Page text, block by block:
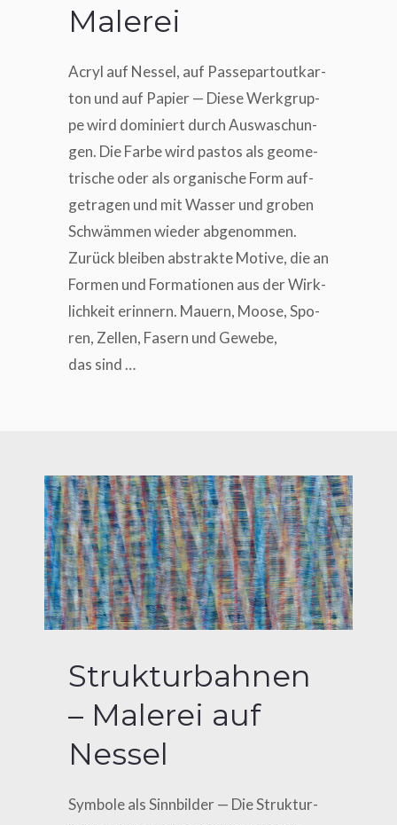
Malerei
Acryl auf Nes­sel, auf Pas­se­par­tout­kar­
ton und auf Papier — Die­se Werk­grup­
pe wird domi­niert durch Aus­wa­schun­
gen. Die Far­be wird pas­tos als geo­me­
tri­sche oder als orga­ni­sche Form auf­
ge­tra­gen und mit Was­ser und gro­ben
Schwäm­men wie­der abge­nom­men.
Zurück blei­ben abs­trak­te Moti­ve, die an
For­men und For­ma­tio­nen aus der Wirk­
lich­keit erin­nern. Mau­ern, Moo­se, Spo­
ren, Zel­len, Fasern und Gewe­be,
das sind …
Strukturbahnen
– Malerei auf
Nessel
Sym­bo­le als Sinn­bil­der — Die Struk­tur­